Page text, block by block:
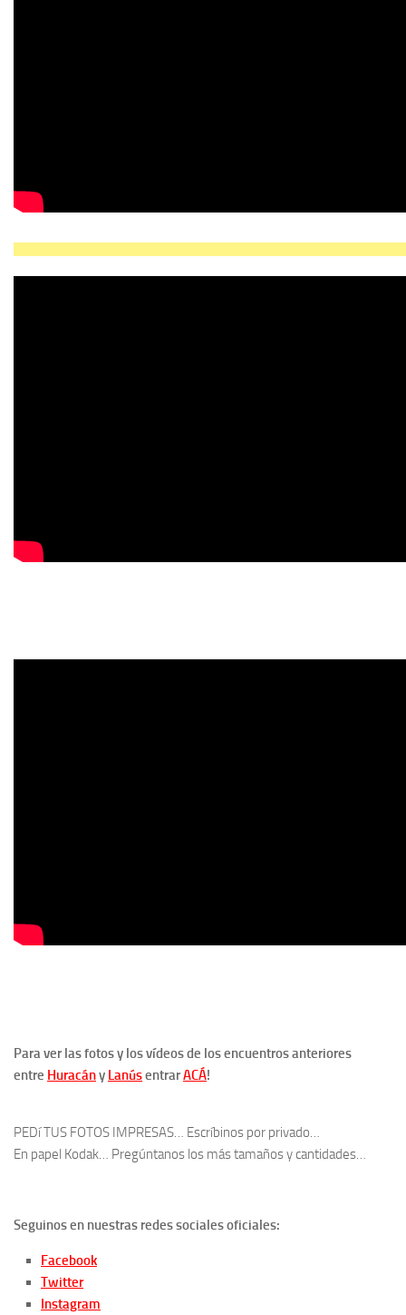
Para ver las fotos y los vídeos de los encuentros anteriores
entre Huracány LanúsentrarACÁ!
PEDí TUS FOTOS IMPRESAS… Escríbinos por privado…
En papel Kodak… Pregúntanos los más tamaños y cantidades…
Seguinos en nuestras redes sociales oficiales:
Facebook
Twitter
Instagram